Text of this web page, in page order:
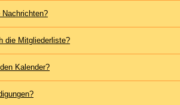
die Mitgliederliste?
Kalender?